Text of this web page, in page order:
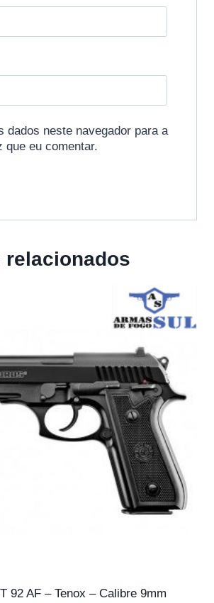
dados neste navegador para a
que eu comentar.
relacionados
92 AF – Tenox – Calibre 9mm